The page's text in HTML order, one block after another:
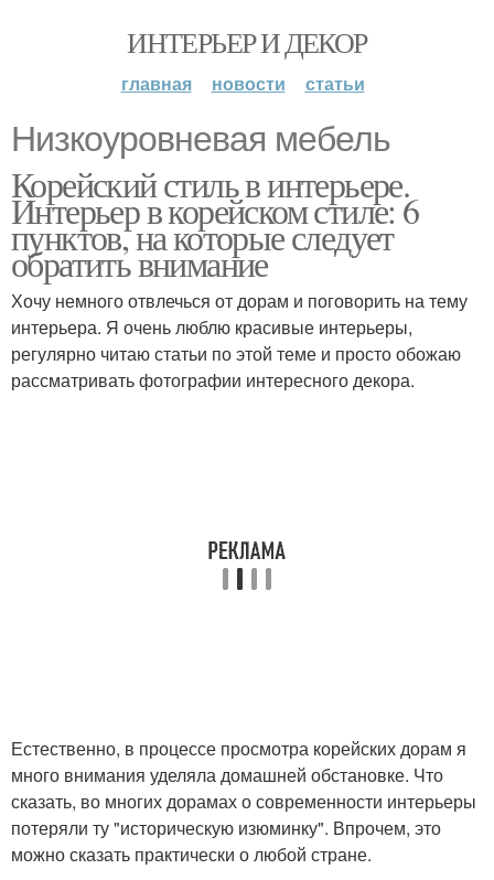
ИНТЕРЬЕР И ДЕКОР
главная новости статьи
Низкоуровневая мебель
Корейский стиль в интерьере.
Интерьер в корейском стиле: 6
пунктов, на которые следует
обратить внимание
Хочу немного отвлечься от дорам и поговорить на тему
интерьера. Я очень люблю красивые интерьеры,
регулярно читаю статьи по этой теме и просто обожаю
рассматривать фотографии интересного декора.
Естественно, в процессе просмотра корейских дорам я
много внимания уделяла домашней обстановке. Что
сказать, во многих дорамах о современности интерьеры
потеряли ту "историческую изюминку". Впрочем, это
можно сказать практически о любой стране.